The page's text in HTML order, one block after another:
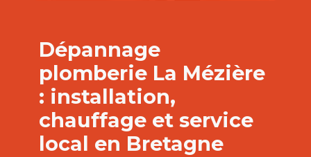
Dépannage
plomberie La Mézière
: installation,
chauffage et service
local en Bretagne